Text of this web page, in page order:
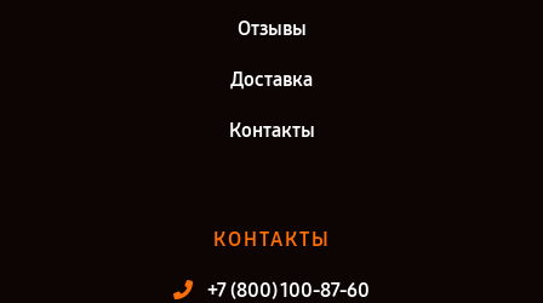
Отзывы
Доставка
Контакты
КОНТАКТЫ
+7 (800) 100-87-60